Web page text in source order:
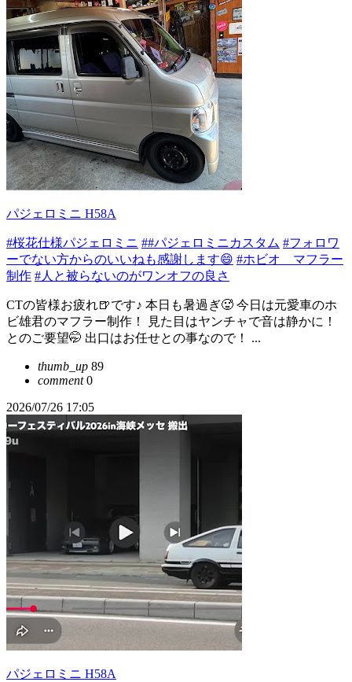
パジェロミニ H58A
#桜花仕様パジェロミニ ##パジェロミニカスタム #フォロワ
ーでない方からのいいねも感謝します😄 #ホビオ マフラー
制作 #人と被らないのがワンオフの良さ
CTの皆様お疲れ🍺です♪ 本日も暑過ぎ🥵 今日は元愛車のホ
ビ雄君のマフラー制作！ 見た目はヤンチャで音は静かに！
とのご要望🤭 出口はお任せとの事なので！ ...
thumb_up 89
comment0
2026/07/26 17:05
パジェロミニ H58A